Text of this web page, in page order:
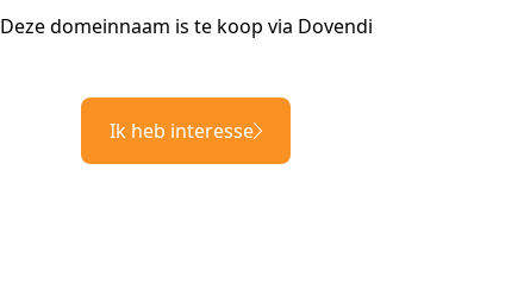
Deze domeinnaam is te koop via Dovendi
Ik heb interesse